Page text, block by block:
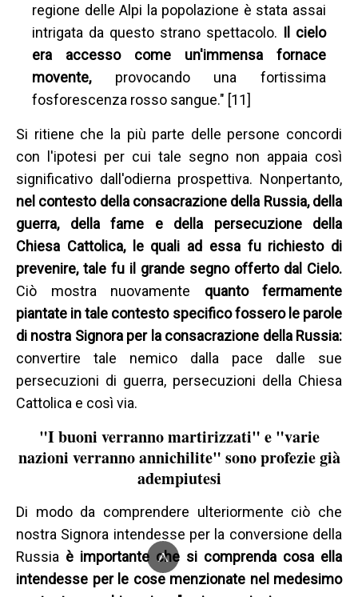
regione delle Alpi la popolazione è stata assai
intrigata da questo strano spettacolo. Il cielo
era accesso come un'immensa fornace
movente, provocando una fortissima
fosforescenza rosso sangue." [11]
Si ritiene che la più parte delle persone concordi
con l'ipotesi per cui tale segno non appaia così
significativo dall'odierna prospettiva. Nonpertanto,
nel contesto della consacrazione della Russia, della
guerra, della fame e della persecuzione della
Chiesa Cattolica, le quali ad essa fu richiesto di
prevenire, tale fu il grande segno offerto dal Cielo.
Ciò mostra nuovamente quanto fermamente
piantate in tale contesto specifico fossero le parole
di nostra Signora per la consacrazione della Russia:
convertire tale nemico dalla pace dalle sue
persecuzioni di guerra, persecuzioni della Chiesa
Cattolica e così via.
"I buoni verranno martirizzati" e "varie
nazioni verranno annichilite" sono profezie già
adempiutesi
Di modo da comprendere ulteriormente ciò che
nostra Signora intendesse per la conversione della
Russia è importante che si comprenda cosa ella
intendesse per le cose menzionate nel medesimo
^